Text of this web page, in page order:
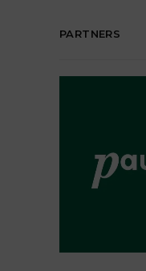
PARTNERS